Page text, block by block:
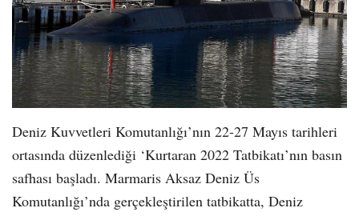
Deniz Kuvvetleri Komutanlığı’nın 22-27 Mayıs tarihleri
ortasında düzenlediği ‘Kurtaran 2022 Tatbikatı’nın basın
safhası başladı. Marmaris Aksaz Deniz Üs
Komutanlığı’nda gerçekleştirilen tatbikatta, Deniz